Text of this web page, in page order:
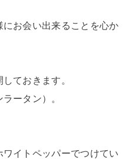
お会い出来ることを心か
ておきます。
ータン）。
ワイトペッパーでつけてい